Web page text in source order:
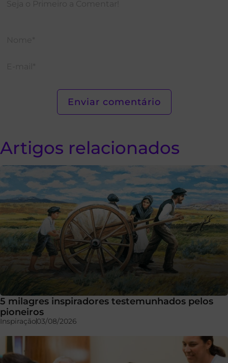
Artigos relacionados
5 milagres inspiradores testemunhados pelos
pioneiros
Inspiração03/08/2026